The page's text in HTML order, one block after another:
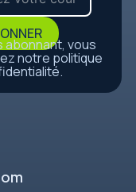
abonnant, vous
notre politique